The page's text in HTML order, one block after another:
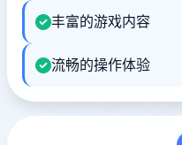
丰富的游戏内容
流畅的操作体验